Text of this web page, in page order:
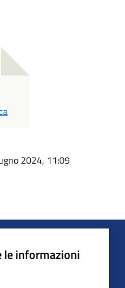
2024, 11:09
le informazioni